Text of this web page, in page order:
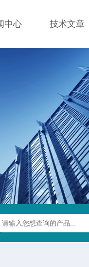
中心 技术文章
PT-3502B酶标仪